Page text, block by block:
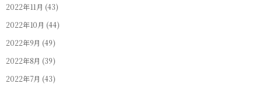
2022年11月 (43)
2022年10月 (44)
2022年9月 (49)
2022年8月 (39)
2022年7月 (43)